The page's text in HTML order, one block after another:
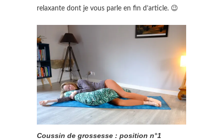
relaxante dont je vous parle en fin d’article. 😉
Coussin de grossesse : position n°1